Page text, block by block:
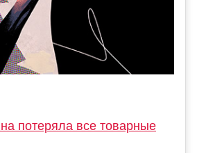
потеряла все товарные